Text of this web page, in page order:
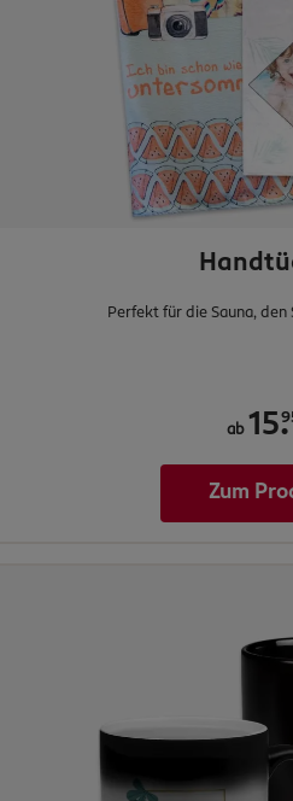
Perfekt für die Sauna, den
ab 15.
Zum